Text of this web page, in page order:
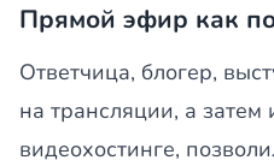
Прямой эфир как
Ответчица, блогер,
на трансляции, а затем
видеохостинге,